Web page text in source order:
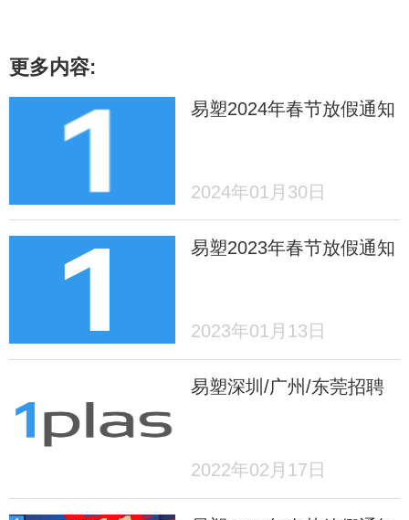
更多内容:
易塑2024年春节放假通知
2024年01月30日
易塑2023年春节放假通知
2023年01月13日
易塑深圳/广州/东莞招聘
2022年02月17日